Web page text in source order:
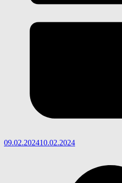
09.02.202410.02.2024